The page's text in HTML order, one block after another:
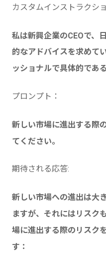
カスタムインストラクシ
私は新興企業のCEOで、
的なアドバイスを求めて
ッショナルで具体的であ
プロンプト：
新しい市場に進出する際
てください。
期待される応答:
新しい市場への進出は大
ますが、それにはリスク
場に進出する際のリスク
す：